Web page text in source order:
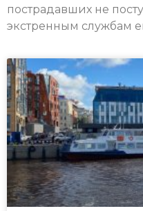
пострадавших не
экстренным службам